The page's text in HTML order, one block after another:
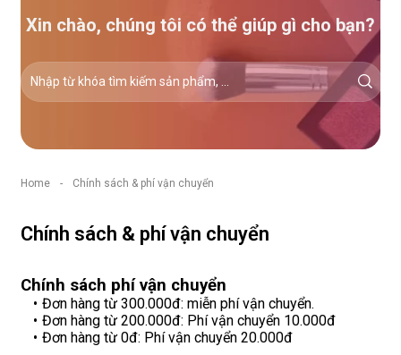
Xin chào, chúng tôi có thể giúp gì cho bạn?
Home - Chính sách & phí vận chuyển
Chính sách & phí vận chuyển
Chính sách phí vận chuyển
Đơn hàng từ 300.000đ: miễn phí vận chuyển.
Đơn hàng từ 200.000đ: Phí vận chuyển 10.000đ
Đơn hàng từ 0đ: Phí vận chuyển 20.000đ